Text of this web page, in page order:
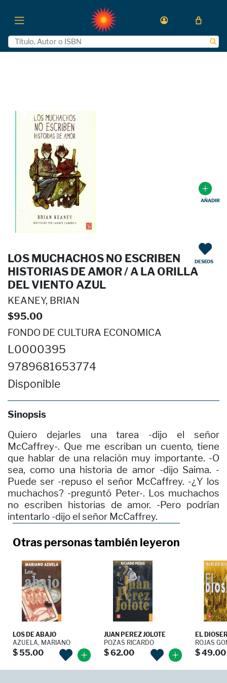
LOS MUCHACHOS NO ESCRIBEN
HISTORIAS DE AMOR / A LA ORILLA
DEL VIENTO AZUL
KEANEY, BRIAN
$95.00
FONDO DE CULTURA ECONOMICA
L0000395
9789681653774
Disponible
Sinopsis
AÑADIR
DESEOS
Quiero dejarles una tarea -dijo el señor
McCaffrey-. Que me escriban un cuento, tiene
que hablar de una relación muy importante. -O
sea, como una historia de amor -dijo Saima. -
Puede ser -repuso el señor McCaffrey. -¿Y los
muchachos? -preguntó Peter-. Los muchachos
no escriben historias de amor. -Pero podrían
intentarlo -dijo el señor McCaffrey.
Otras personas también leyeron
LOS DE ABAJO
AZUELA, MARIANO
$ 55.00
JUAN PEREZ JOLOTE
POZAS RICARDO
$ 62.00
EL
ROJAS
$ 49.00